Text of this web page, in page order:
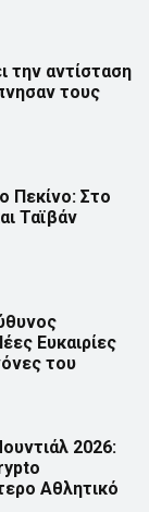
την αντίσταση
τους
Πεκίνο: Στο
Ταϊβάν
Ευκαιρίες
του
2026:
Αθλητικό